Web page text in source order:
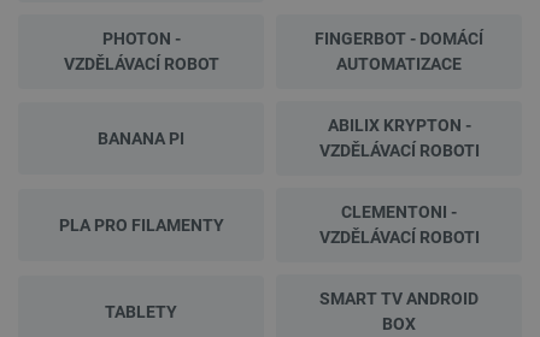
PHOTON -
VZDĚLÁVACÍ ROBOT
FINGERBOT - DOMÁCÍ
AUTOMATIZACE
BANANA PI
ABILIX KRYPTON -
VZDĚLÁVACÍ ROBOTI
PLA PRO FILAMENTY
CLEMENTONI -
VZDĚLÁVACÍ ROBOTI
TABLETY
SMART TV ANDROID
BOX